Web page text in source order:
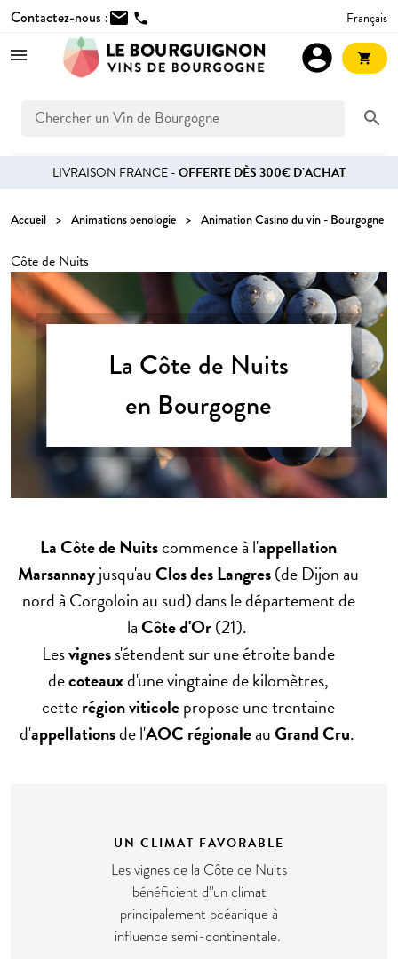
Contactez-nous :mail|phone Français
search
account_circle shopping_cart
LIVRAISON FRANCE -OFFERTE DÈS 300€ D’ACHAT
Accueil Animations oenologie Animation Casino du vin - Bourgogne
Côte de Nuits
La Côte de Nuits
en Bourgogne
La Côte de Nuitscommence à l'appellation
Marsannayjusqu'auClos des Langres(de Dijon au
nord à Corgoloin au sud) dans le département de
laCôte d'Or(21).
Lesvigness'étendent sur une étroite bande
decoteauxd'une vingtaine de kilomètres,
cetterégion viticolepropose une trentaine
d'appellationsde l'AOC régionaleauGrand Cru.
UN CLIMAT FAVORABLE
Les vignes de la Côte de Nuits
bénéficient d''un climat
principalement océanique à
influence semi-continentale.